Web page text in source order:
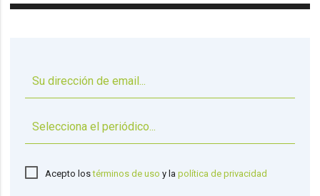
Acepto lostérminos de uso y lapolítica de privacidad